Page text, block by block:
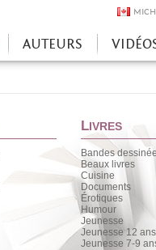
AUTEURS
LIVRES
Bandes
Beaux livres
Cuisine
Documents
Érotiques
Humour
Jeunesse
Jeunesse 12
Jeunesse 7-9